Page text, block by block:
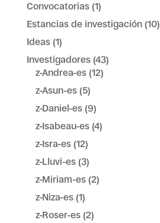
Convocatorias(1)
Estancias de investigación(10)
Ideas(1)
Investigadores(43)
z-Andrea-es(12)
z-Asun-es(5)
z-Daniel-es(9)
z-Isabeau-es(4)
z-Isra-es(12)
z-Lluvi-es(3)
z-Miriam-es(2)
z-Niza-es(1)
z-Roser-es(2)